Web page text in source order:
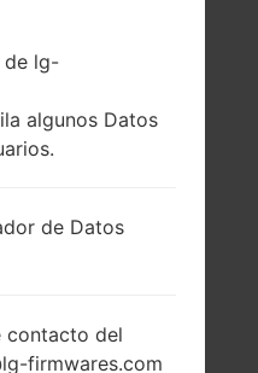
LG V20
2x1.6 GHz Kryo
de lg-
algunos Datos
de Datos
contacto del
firmwares.com